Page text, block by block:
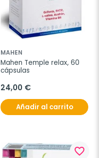
MAHEN
Mahen Temple relax, 60
cápsulas
24,00 €
Añadir al carrito
favorite_border